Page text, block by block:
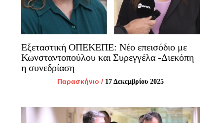
Εξεταστική ΟΠΕΚΕΠΕ: Νέο επεισόδιο με
Κωνσταντοπούλου και Συρεγγέλα -Διεκόπη
η συνεδρίαση
Παρασκήνιο / 17 Δεκεμβρίου 2025